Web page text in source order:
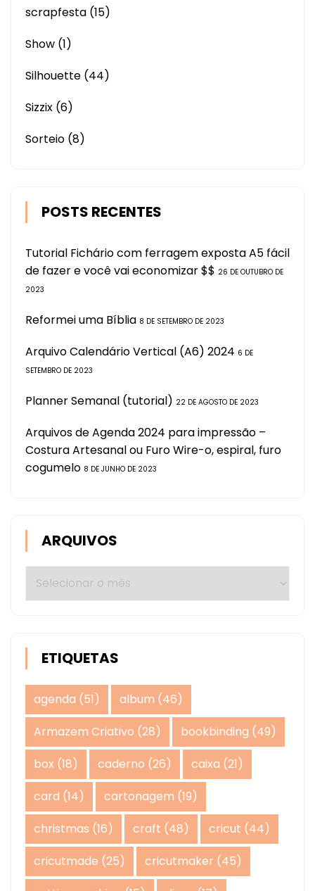
scrapfesta (15)
Show (1)
Silhouette (44)
Sizzix (6)
Sorteio (8)
POSTS RECENTES
Tutorial Fichário com ferragem exposta A5 fácil
de fazer e você vai economizar $$ 26 DE OUTUBRO DE
2023
Reformei uma Bíblia 8 DE SETEMBRO DE 2023
Arquivo Calendário Vertical (A6) 2024 6 DE
SETEMBRO DE 2023
Planner Semanal (tutorial) 22 DE AGOSTO DE 2023
Arquivos de Agenda 2024 para impressão –
Costura Artesanal ou Furo Wire-o, espiral, furo
cogumelo 8 DE JUNHO DE 2023
ARQUIVOS
Arquivos
ETIQUETAS
agenda (51) album (46)
Armazem Criativo (28) bookbinding (49)
box (18) caderno (26) caixa (21)
card (14) cartonagem (19)
christmas (16) craft (48) cricut (44)
cricutmade (25) cricutmaker (45)